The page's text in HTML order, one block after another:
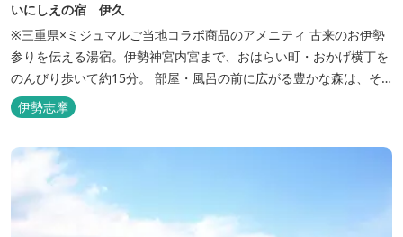
いにしえの宿 伊久
※三重県×ミジュマルご当地コラボ商品のアメニティ 古来のお伊勢
参りを伝える湯宿。伊勢神宮内宮まで、おはらい町・おかげ横丁を
のんびり歩いて約15分。 部屋・風呂の前に広がる豊かな森は、そ
のまま内宮の森へと連なっています。 お伊勢さんとつながってい
る・・そんな気持ちになる宿です。 館内には2つの大浴場と趣の異
なる３つの貸切露天風呂を楽しめます。
伊勢志摩